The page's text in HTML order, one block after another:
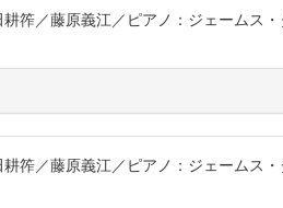
筰／藤原義江／ピアノ：ジェームス
筰／藤原義江／ピアノ：ジェームス